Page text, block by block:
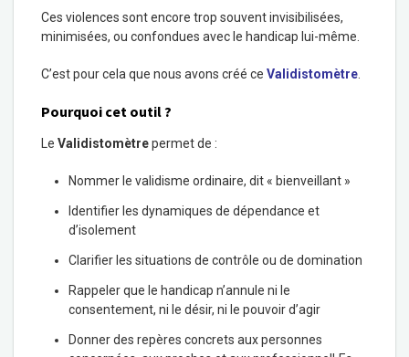
Ces violences sont encore trop souvent invisibilisées,
minimisées, ou confondues avec le handicap lui-même.
C’est pour cela que nous avons créé ce Validistomètre
Pourquoi cet outil ?
Le Validistomètrepermet de :
Nommer le validisme ordinaire, dit « bienveillant »
Identifier les dynamiques de dépendance et
d’isolement
Clarifier les situations de contrôle ou de domination
Rappeler que le handicap n’annule ni le
consentement, ni le désir, ni le pouvoir d’agir
Donner des repères concrets aux personnes